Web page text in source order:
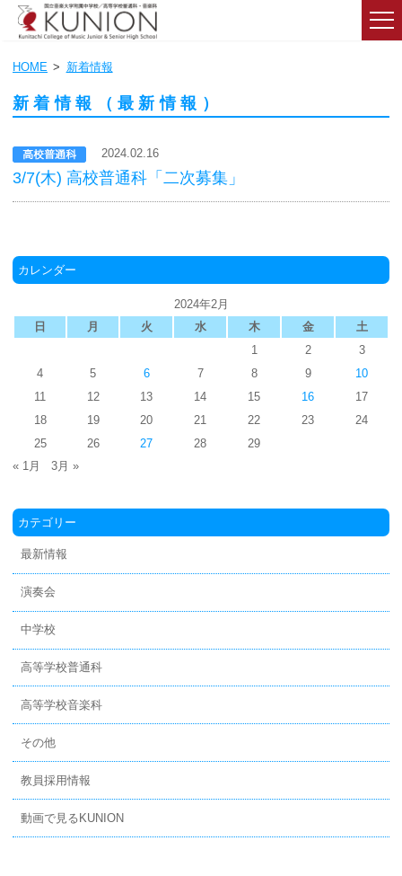
HOME 新着情報
新着情報（最新情報）
2024.02.16
3/7(木) 高校普通科「二次募集」
カレンダー
2024年2月
日
月 火 水 木 金
土
1
2
3
4
5 6 7 8 9
10
11
12 13 14 15 16
17
18
19 20 21 22 23
24
25
26 27 28
29
« 1月
3月 »
カテゴリー
最新情報
演奏会
中学校
高等学校普通科
高等学校音楽科
その他
教員採用情報
動画で見るKUNION